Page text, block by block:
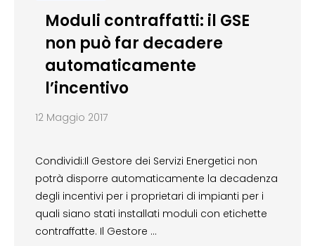
Moduli contraffatti: il GSE
non può far decadere
automaticamente
l’incentivo
12 Maggio 2017
Condividi:Il Gestore dei Servizi Energetici non
potrà disporre automaticamente la decadenza
degli incentivi per i proprietari di impianti per i
quali siano stati installati moduli con etichette
contraffatte. Il Gestore …